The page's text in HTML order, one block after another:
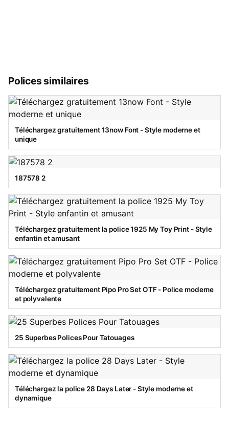
Polices similaires
Téléchargez gratuitement 13now Font - Style moderne et
unique
187578 2
Téléchargez gratuitement la police 1925 My Toy Print - Style
enfantin et amusant
Téléchargez gratuitement Pipo Pro Set OTF - Police moderne
et polyvalente
25 Superbes Polices Pour Tatouages
Téléchargez la police 28 Days Later - Style moderne et
dynamique